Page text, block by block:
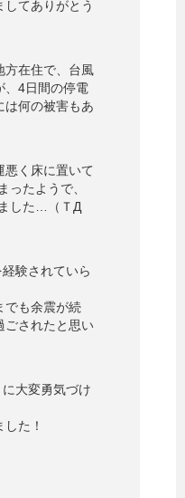
してありがとう
方在住で、台風
、4日間の停電
は何の被害もあ
悪く床に置いて
ったようで、
した…（ＴД
験されていら
でも余震が続
ごされたと思い
大変勇気づけ
た！